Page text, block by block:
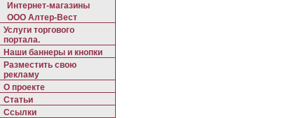
Интернет-магазины
ООО Алтер-Вест
Услуги торгового
портала.
Наши баннеры и кнопки
Разместить свою
рекламу
О проекте
Статьи
Ссылки